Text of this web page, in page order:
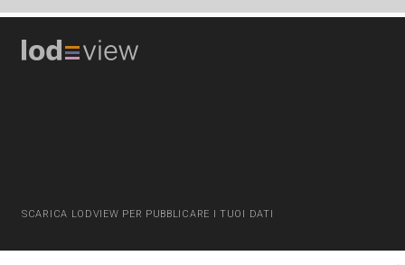
SCARICA LODVIEW PER PUBBLICARE I TUOI DATI